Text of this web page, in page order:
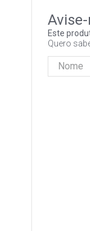
Este
Quero